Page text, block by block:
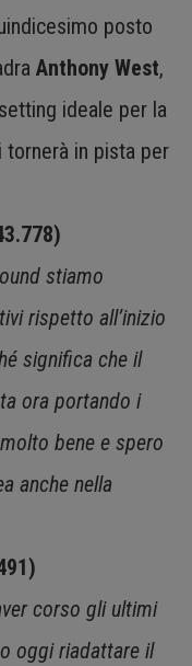
posto
Anthony West,
ideale per la
tornerà in pista per
stiamo
rispetto all’inizio
significa che il
ora portando i
bene e spero
anche nella
corso gli ultimi
oggi riadattare il